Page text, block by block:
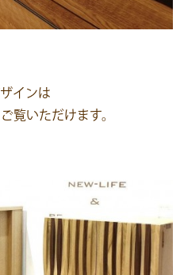
インは
覧いただけます。